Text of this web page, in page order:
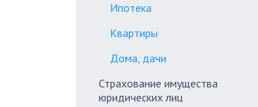
Ипотека
Квартиры
Дома, дачи
Страхование имущества
юридических лиц